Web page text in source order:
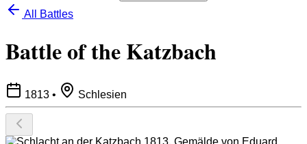
All Battles
Battle of the Katzbach
1813 • Schlesien